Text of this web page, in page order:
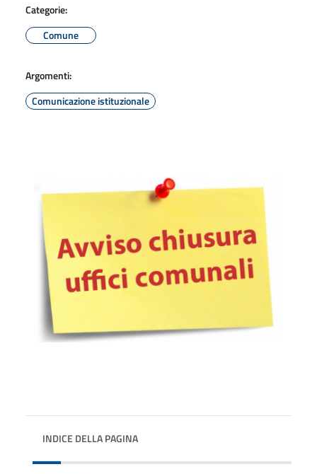
Categorie:
Comune
Argomenti:
Comunicazione istituzionale
INDICE DELLA PAGINA